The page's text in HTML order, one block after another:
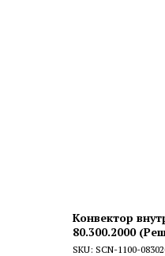
Конвектор
80.300.2000
SKU: SCN-1100-